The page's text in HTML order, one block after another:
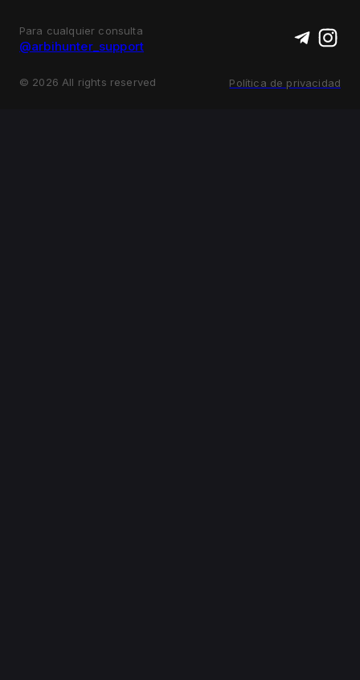
Para cualquier consulta
@arbihunter_support
© 2026 All rights reserved Política de privacidad